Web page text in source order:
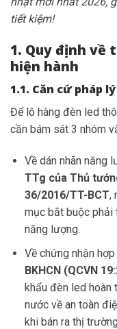
tiết kiệm!
1. Quy định về
hiện hành
1.1. Căn cứ pháp
Để lô hàng đèn led
cần bám sát 3 nhóm
Về dán nhãn năng
TTg của Thủ
36/2016/TT-BCT,
mục bắt buộc phải
năng lượng.
Về chứng nhận
BKHCN (QCVN
khẩu đèn led hoàn
nước về an toàn
khi bán ra thị